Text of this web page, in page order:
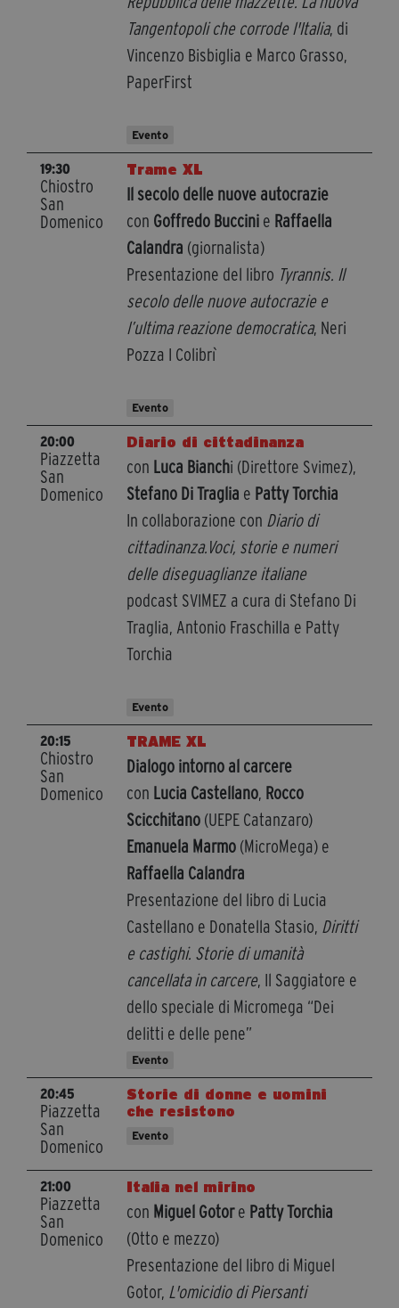
Tangentopoli che corrode l'Italia, di
Vincenzo Bisbiglia e Marco Grasso,
PaperFirst
Evento
19:30
Chiostro
San
Domenico
Trame XL
Il secolo delle nuove autocrazie
con Goffredo Buccini e Raffaella
Calandra (giornalista)
Presentazione del libro Tyrannis. Il
secolo delle nuove autocrazie e
l’ultima reazione democratica, Neri
Pozza I Colibrì
Evento
20:00
Piazzetta
San
Domenico
Diario di cittadinanza
con Luca Bianchi (Direttore Svimez),
Stefano Di Traglia e Patty Torchia
In collaborazione con Diario di
cittadinanza.Voci, storie e numeri
delle diseguaglianze italiane
podcast SVIMEZ a cura di Stefano Di
Traglia, Antonio Fraschilla e Patty
Torchia
Evento
20:15
Chiostro
San
Domenico
TRAME XL
Dialogo intorno al carcere
con Lucia Castellano, Rocco
Scicchitano (UEPE Catanzaro)
Emanuela Marmo (MicroMega) e
Raffaella Calandra
Presentazione del libro di Lucia
Castellano e Donatella Stasio, Diritti
e castighi. Storie di umanità
cancellata in carcere, Il Saggiatore e
dello speciale di Micromega “Dei
delitti e delle pene”
Evento
20:45
Piazzetta
San
Domenico
Storie di donne e uomini
che resistono
Evento
21:00
Piazzetta
San
Domenico
Italia nel mirino
con Miguel Gotore Patty Torchia
(Otto e mezzo)
Presentazione del libro di Miguel
Gotor, L'omicidio di Piersanti